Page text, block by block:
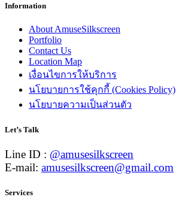
Information
About AmuseSilkscreen
Portfolio
Contact Us
Location Map
เงื่อนไขการให้บริการ
นโยบายการใช้คุกกี้ (Cookies Policy)
นโยบายความเป็นส่วนตัว
Let’s Talk
Line ID : @amusesilkscreen
E-mail: amusesilkscreen@gmail.com
Services